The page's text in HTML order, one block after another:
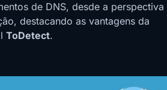
de DNS, desde a perspectiva
destacando as vantagens da
ToDetect.